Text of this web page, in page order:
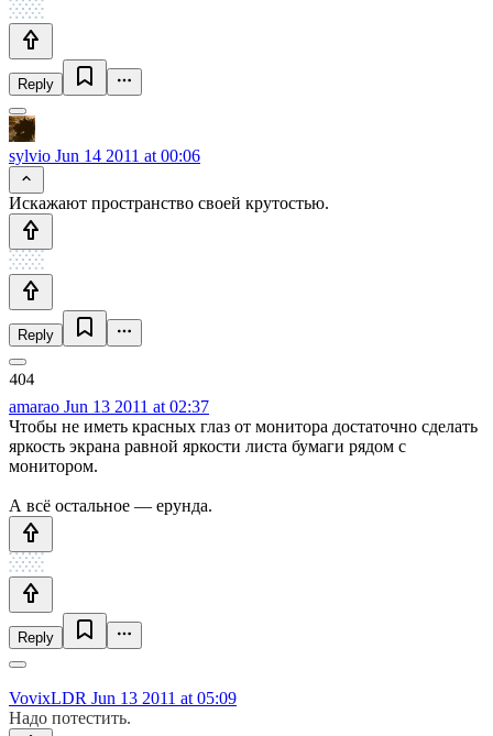
Reply
sylvio Jun 14 2011 at 00:06
Искажают пространство своей крутостью.
Reply
amarao Jun 13 2011 at 02:37
Чтобы не иметь красных глаз от монитора достаточно сделать
яркость экрана равной яркости листа бумаги рядом с
монитором.
А всё остальное — ерунда.
Reply
VovixLDR Jun 13 2011 at 05:09
Надо потестить.